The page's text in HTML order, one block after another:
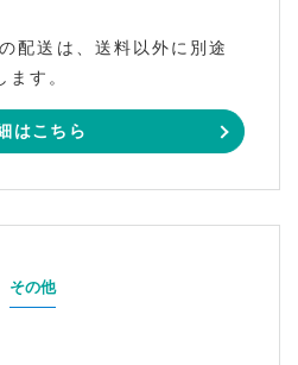
配送は、送料以外に別途
す。
はこちら
その他